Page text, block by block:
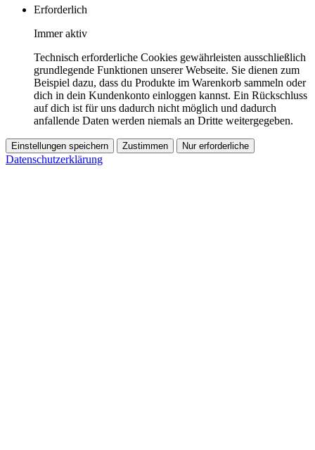
Erforderlich
Immer aktiv
Technisch erforderliche Cookies gewährleisten ausschließlich
grundlegende Funktionen unserer Webseite. Sie dienen zum
Beispiel dazu, dass du Produkte im Warenkorb sammeln oder
dich in dein Kundenkonto einloggen kannst. Ein Rückschluss
auf dich ist für uns dadurch nicht möglich und dadurch
anfallende Daten werden niemals an Dritte weitergegeben.
Einstellungen speichern Zustimmen Nur erforderliche
Datenschutzerklärung